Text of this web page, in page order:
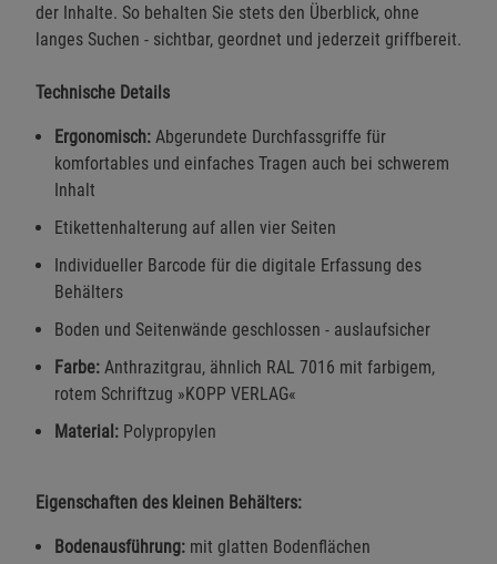
der Inhalte. So behalten Sie stets den Überblick, ohne
langes Suchen - sichtbar, geordnet und jederzeit griffbereit.
Technische Details
Ergonomisch: Abgerundete Durchfassgriffe für
komfortables und einfaches Tragen auch bei schwerem
Inhalt
Etikettenhalterung auf allen vier Seiten
Individueller Barcode für die digitale Erfassung des
Behälters
Boden und Seitenwände geschlossen - auslaufsicher
Farbe: Anthrazitgrau, ähnlich RAL 7016 mit farbigem,
rotem Schriftzug »KOPP VERLAG«
Material: Polypropylen
Eigenschaften des kleinen Behälters:
Bodenausführung: mit glatten Bodenflächen